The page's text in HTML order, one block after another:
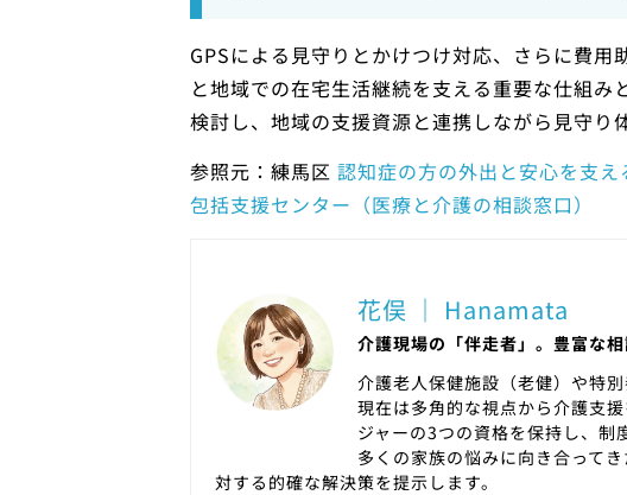
GPSによる見守りとかけつけ対応、さらに費
と地域での在宅生活継続を支える重要な仕組
検討し、地域の支援資源と連携しながら見守り
参照元：練馬区 認知症の方の外出と安心を支
包括支援センター（医療と介護の相談窓口）
花俣 ｜ Hanamata
介護現場の「伴走者」。豊富な
介護老人保健施設（老健）や特
現在は多角的な視点から介護支
ジャーの3つの資格を保持し、制
多くの家族の悩みに向き合って
対する的確な解決策を提示します。